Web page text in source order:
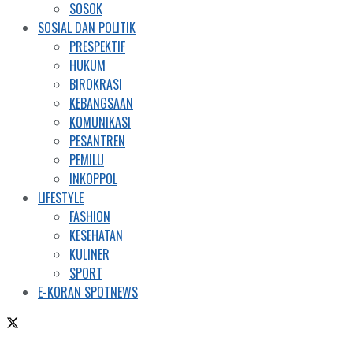
SOSOK
SOSIAL DAN POLITIK
PRESPEKTIF
HUKUM
BIROKRASI
KEBANGSAAN
KOMUNIKASI
PESANTREN
PEMILU
INKOPPOL
LIFESTYLE
FASHION
KESEHATAN
KULINER
SPORT
E-KORAN SPOTNEWS